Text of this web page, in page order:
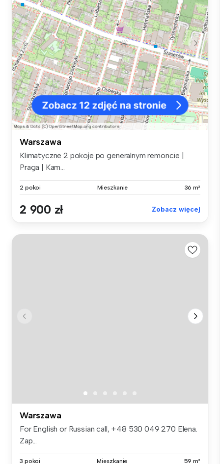
Warszawa
Klimatyczne 2 pokoje po generalnym remoncie |
Praga | Kam...
2 pokoi Mieszkanie 36 m²
2 900 zł Zobacz więcej
Warszawa
For English or Russian call, +48 530 049 270 Elena.
Zap...
3 pokoi Mieszkanie 59 m²